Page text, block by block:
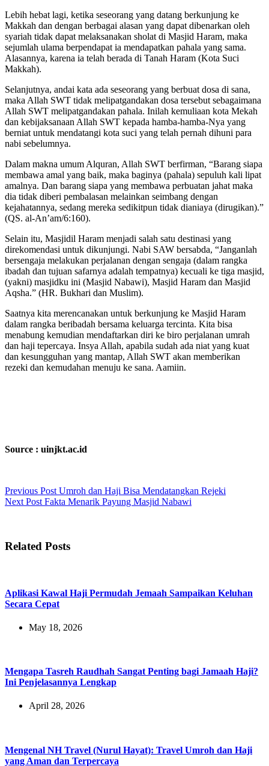
Lebih hebat lagi, ketika seseorang yang datang berkunjung ke
Makkah dan dengan berbagai alasan yang dapat dibenarkan oleh
syariah tidak dapat melaksanakan sholat di Masjid Haram, maka
sejumlah ulama berpendapat ia mendapatkan pahala yang sama.
Alasannya, karena ia telah berada di Tanah Haram (Kota Suci
Makkah).
Selanjutnya, andai kata ada seseorang yang berbuat dosa di sana,
maka Allah SWT tidak melipatgandakan dosa tersebut sebagaimana
Allah SWT melipatgandakan pahala. Inilah kemuliaan kota Mekah
dan kebijaksanaan Allah SWT kepada hamba-hamba-Nya yang
berniat untuk mendatangi kota suci yang telah pernah dihuni para
nabi sebelumnya.
Dalam makna umum Alquran, Allah SWT berfirman, “Barang siapa
membawa amal yang baik, maka baginya (pahala) sepuluh kali lipat
amalnya. Dan barang siapa yang membawa perbuatan jahat maka
dia tidak diberi pembalasan melainkan seimbang dengan
kejahatannya, sedang mereka sedikitpun tidak dianiaya (dirugikan).”
(QS. al-An’am/6:160).
Selain itu, Masjidil Haram menjadi salah satu destinasi yang
direkomendasi untuk dikunjungi. Nabi SAW bersabda, “Janganlah
bersengaja melakukan perjalanan dengan sengaja (dalam rangka
ibadah dan tujuan safarnya adalah tempatnya) kecuali ke tiga masjid,
(yakni) masjidku ini (Masjid Nabawi), Masjid Haram dan Masjid
Aqsha.” (HR. Bukhari dan Muslim).
Saatnya kita merencanakan untuk berkunjung ke Masjid Haram
dalam rangka beribadah bersama keluarga tercinta. Kita bisa
menabung kemudian mendaftarkan diri ke biro perjalanan umrah
dan haji tepercaya. Insya Allah, apabila sudah ada niat yang kuat
dan kesungguhan yang mantap, Allah SWT akan memberikan
rezeki dan kemudahan menuju ke sana. Aamiin.
Source : uinjkt.ac.id
Previous Post Umroh dan Haji Bisa Mendatangkan Rejeki
Next Post Fakta Menarik Payung Masjid Nabawi
Related Posts
Aplikasi Kawal Haji Permudah Jemaah Sampaikan Keluhan
Secara Cepat
May 18, 2026
Mengapa Tasreh Raudhah Sangat Penting bagi Jamaah Haji?
Ini Penjelasannya Lengkap
April 28, 2026
Mengenal NH Travel (Nurul Hayat): Travel Umroh dan Haji
yang Aman dan Terpercaya